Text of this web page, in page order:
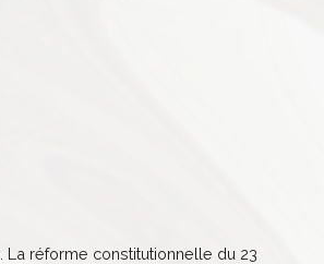
. La réforme constitutionnelle du 23